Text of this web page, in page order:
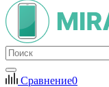
Сравнение0